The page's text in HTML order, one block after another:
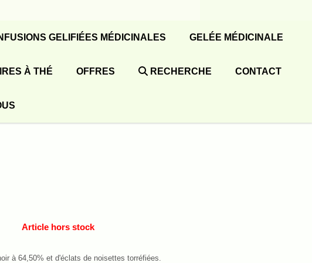
GELIFIÉES MÉDICINALES GELÉE MÉDICINALE
À THÉ OFFRES RECHERCHE CONTACT
Article hors stock
à 64,50% et d'éclats de noisettes torréfiées.